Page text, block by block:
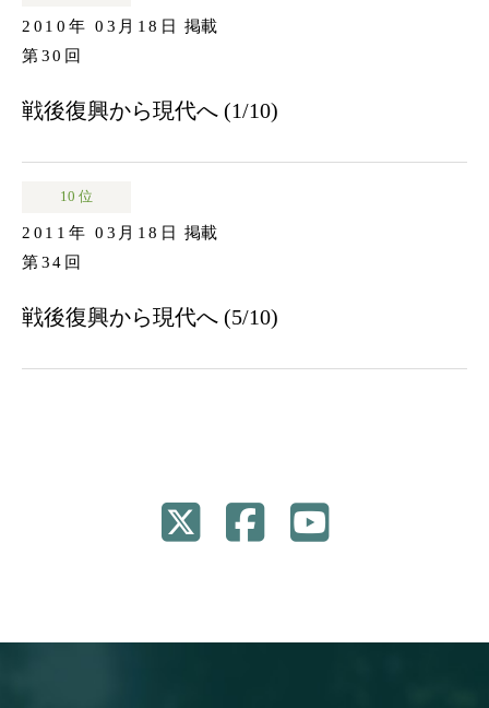
2010年 03月18日
掲載
第30回
戦後復興から現代へ (1/10)
10 位
2011年 03月18日
掲載
第34回
戦後復興から現代へ (5/10)